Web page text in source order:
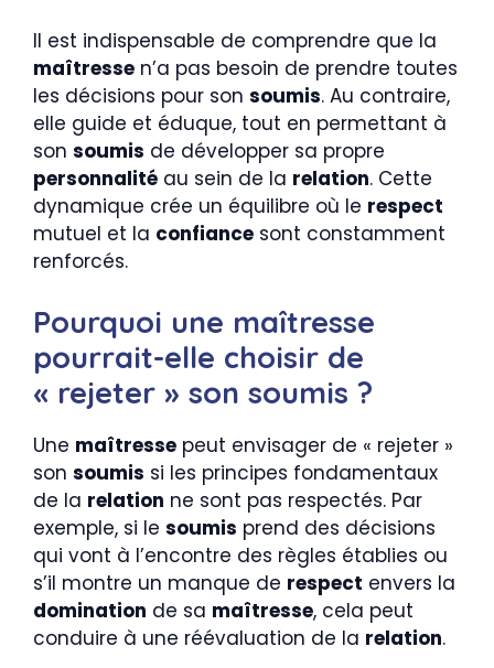
Il est indispensable de comprendre que la
maîtresse n’a pas besoin de prendre toutes
les décisions pour son soumis. Au contraire,
elle guide et éduque, tout en permettant à
son soumis de développer sa propre
personnalité au sein de la relation. Cette
dynamique crée un équilibre où le respect
mutuel et la confiance sont constamment
renforcés.
Pourquoi une maîtresse
pourrait-elle choisir de
« rejeter » son soumis ?
Une maîtresse peut envisager de « rejeter »
son soumis si les principes fondamentaux
de la relation ne sont pas respectés. Par
exemple, si le soumis prend des décisions
qui vont à l’encontre des règles établies ou
s’il montre un manque de respect envers la
domination de sa maîtresse, cela peut
conduire à une réévaluation de la relation.